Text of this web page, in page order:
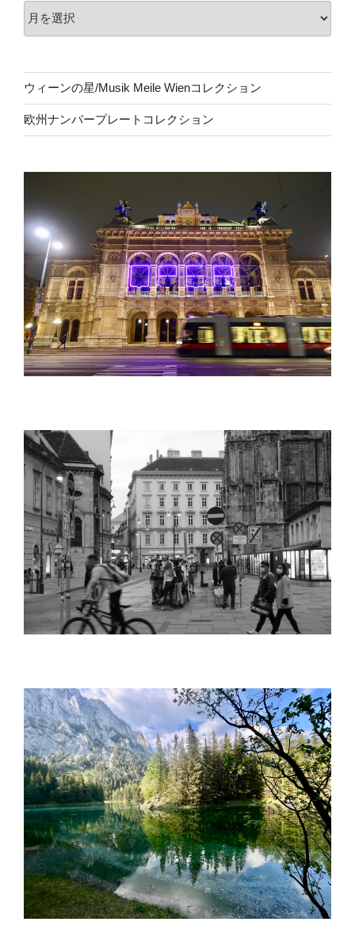
ウィーンの星/Musik Meile Wienコレクション
欧州ナンバープレートコレクション